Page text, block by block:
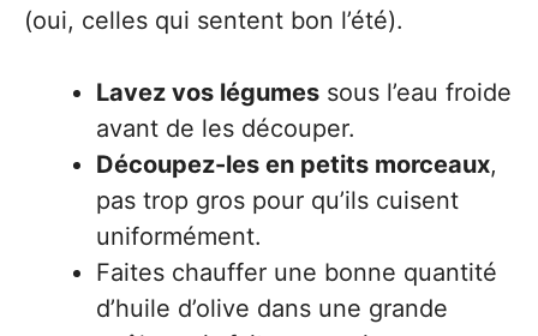
(oui, celles qui sentent bon l’été).
Lavez vos légumes sous l’eau froide
avant de les découper.
Découpez-les en petits morceaux,
pas trop gros pour qu’ils cuisent
uniformément.
Faites chauffer une bonne quantité
d’huile d’olive dans une grande